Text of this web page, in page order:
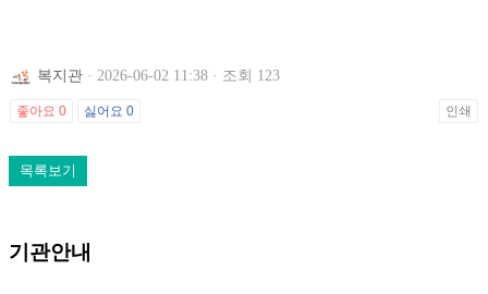
복지관 · 2026-06-02 11:38 · 조회 123
좋아요 0 싫어요 0 인쇄
목록보기
기관안내